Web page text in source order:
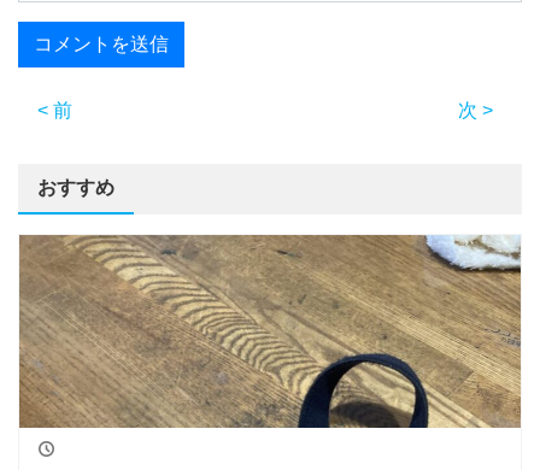
< 前 次 >
おすすめ